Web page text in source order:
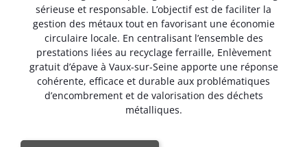
sérieuse et responsable. L’objectif est de faciliter la
gestion des métaux tout en favorisant une économie
circulaire locale. En centralisant l’ensemble des
prestations liées au recyclage ferraille, Enlèvement
gratuit d’épave à Vaux-sur-Seine apporte une réponse
cohérente, efficace et durable aux problématiques
d’encombrement et de valorisation des déchets
métalliques.